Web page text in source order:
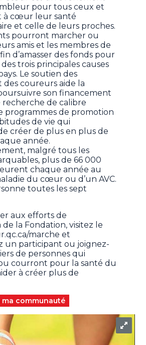
pour tous ceux et
à cœur leur santé
et celle de leurs proches.
pourront marcher ou
amis et les membres de
d’amasser des fonds pour
trois principales causes
Le soutien des
des coureurs aide la
son financement
recherche de calibre
programmes de promotion
de vie qui
créer de plus en plus de
année.
malgré tous les
plus de 66 000
chaque année au
du cœur ou d’un AVC.
toutes les sept
aux efforts de
de la Fondation, visitez le
marche et
un participant ou joignez-
de personnes qui
courront pour la santé du
à créer plus de
ma communauté